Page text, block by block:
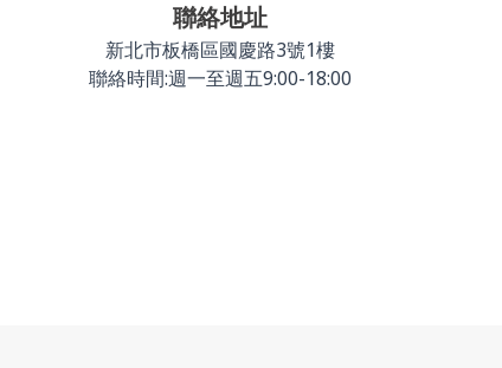
聯絡地址
新北市板橋區國慶路3號1樓
聯絡時間:週一至週五9:00-18:00